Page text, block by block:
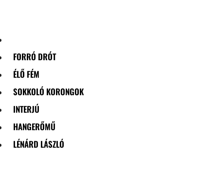
FORRÓ DRÓT
ÉLŐ FÉM
SOKKOLÓ KORONGOK
INTERJÚ
HANGERŐMŰ
LÉNÁRD LÁSZLÓ